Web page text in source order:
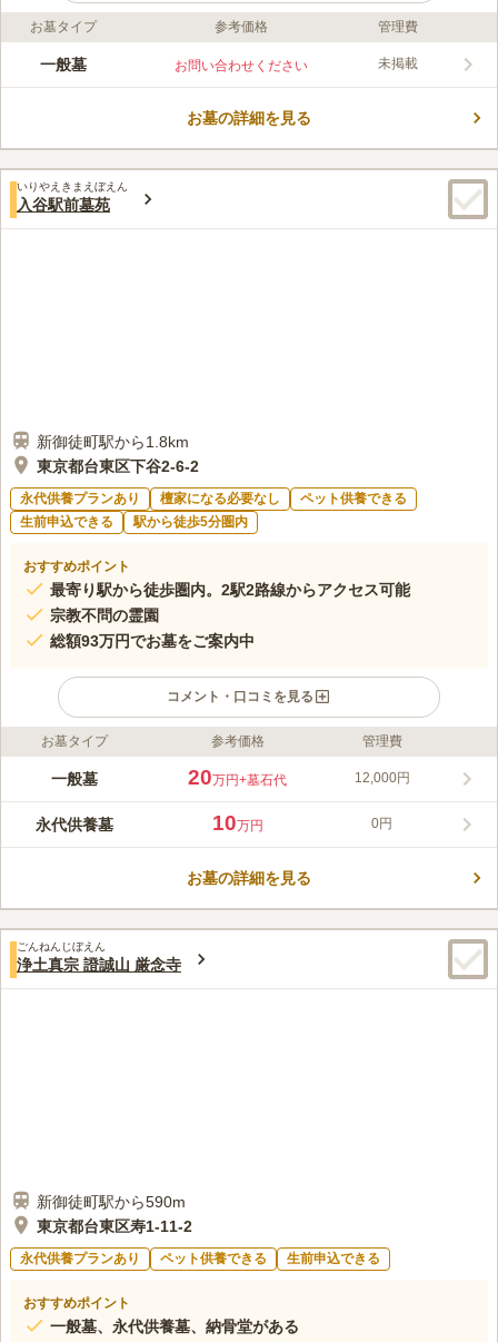
ライフドット編集部のコメント
上野・浅草いある妙経寺は、有形文化財「鐘楼」をお守りするお
す。 駐車場も完備されているので車での参拝も可能です。 墓域
口コミ評価
みんなの評価
60代男性
お寺と仏壇屋さんばかりで後は何も無いですので大不便を感じて
お墓タイプ 参考価格 管理費
一般墓 お問い合わせください 未掲載
お墓の詳細を見る
いりやえきまえぼえん
入谷駅前墓苑
新御徒町駅から1.8km
東京都台東区下谷2-6-2
永代供養プランあり 檀家になる必要なし
ペット供養できる
生前申込できる
駅から徒歩5分圏内
おすすめポイント
最寄り駅から徒歩圏内。2駅2路線からアクセス可能
宗教不問の霊園
総額93万円でお墓をご案内中
コメント・口コミを見る
ライフドット編集部のコメント
入谷駅前墓苑は、最寄駅からアクセス抜群の利用しやすい霊園で
養墓もあるため、愛するペットの眠れる場所をお探しの方にもお
すすめです。コンビニが近くにあるので、万一の忘れ物の際にも
この霊園はまだ誰からも評価されていません。
お墓タイプ 参考価格 管理費
一般墓 20万円+墓石代 12,000円
永代供養墓 10万円 0円
お墓の詳細を見る
ごんねんじぼえん
浄土真宗 證誠山 厳念寺
新御徒町駅から590m
東京都台東区寿1-11-2
永代供養プランあり ペット供養できる 生前申込できる
おすすめポイント
一般墓、永代供養墓、納骨堂がある